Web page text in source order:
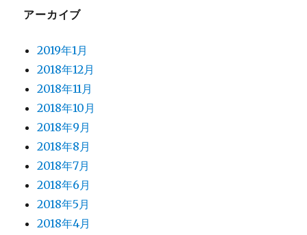
アーカイブ
2019年1月
2018年12月
2018年11月
2018年10月
2018年9月
2018年8月
2018年7月
2018年6月
2018年5月
2018年4月